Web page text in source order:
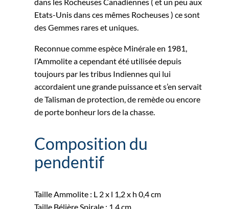
Etats-Unis dans ces mêmes Rocheuses ) ce sont
des Gemmes rares et uniques.
Reconnue comme espèce Minérale en 1981,
l’Ammolite a cependant été utilisée depuis
toujours par les tribus Indiennes qui lui
accordaient une grande puissance et s’en servait
de Talisman de protection, de remède ou encore
de porte bonheur lors de la chasse.
Composition du
pendentif
Taille Ammolite : L 2 x l 1,2 x h 0,4 cm
Taille Bélière Spirale : 1,4 cm